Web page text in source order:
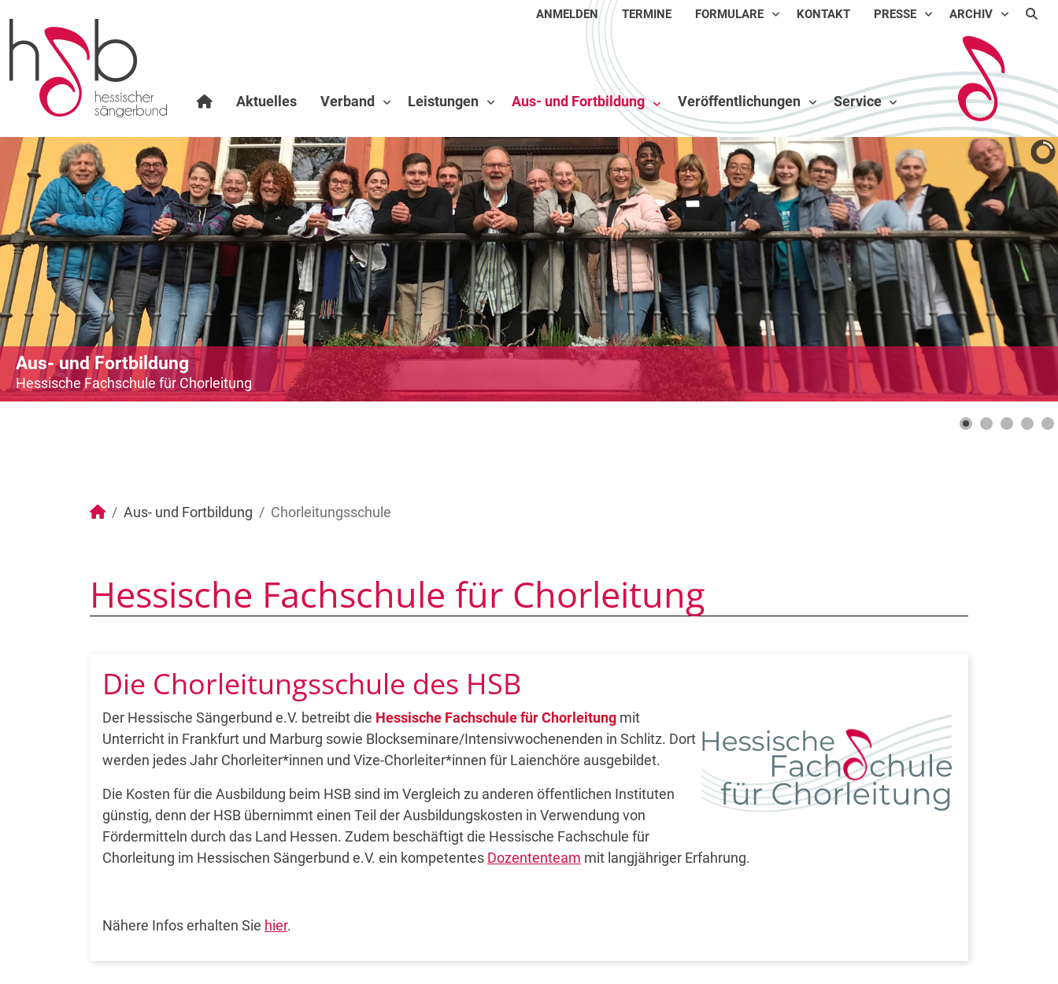
ANMELDEN TERMINE FORMULARE KONTAKT PRESSE ARCHIV
Aktuelles Verband Leistungen Aus- und Fortbildung Veröffentlichungen Service
Aus- und Fortbildung
Hessische Fachschule für Chorleitung
Aus- und Fortbildung Chorleitungsschule
Hessische Fachschule für Chorleitung
Die Chorleitungsschule des HSB
Der Hessische Sängerbund e.V. betreibt die Hessische Fachschule für Chorleitung mit
Unterricht in Frankfurt und Marburg sowie Blockseminare/Intensivwochenenden in Schlitz. Dort
werden jedes Jahr Chorleiter*innen und Vize-Chorleiter*innen für Laienchöre ausgebildet.
Die Kosten für die Ausbildung beim HSB sind im Vergleich zu anderen öffentlichen Instituten
günstig, denn der HSB übernimmt einen Teil der Ausbildungskosten in Verwendung von
Fördermitteln durch das Land Hessen. Zudem beschäftigt die Hessische Fachschule für
Chorleitung im Hessischen Sängerbund e.V. ein kompetentes Dozententeam mit langjähriger Erfahrung.
Nähere Infos erhalten Sie hier.